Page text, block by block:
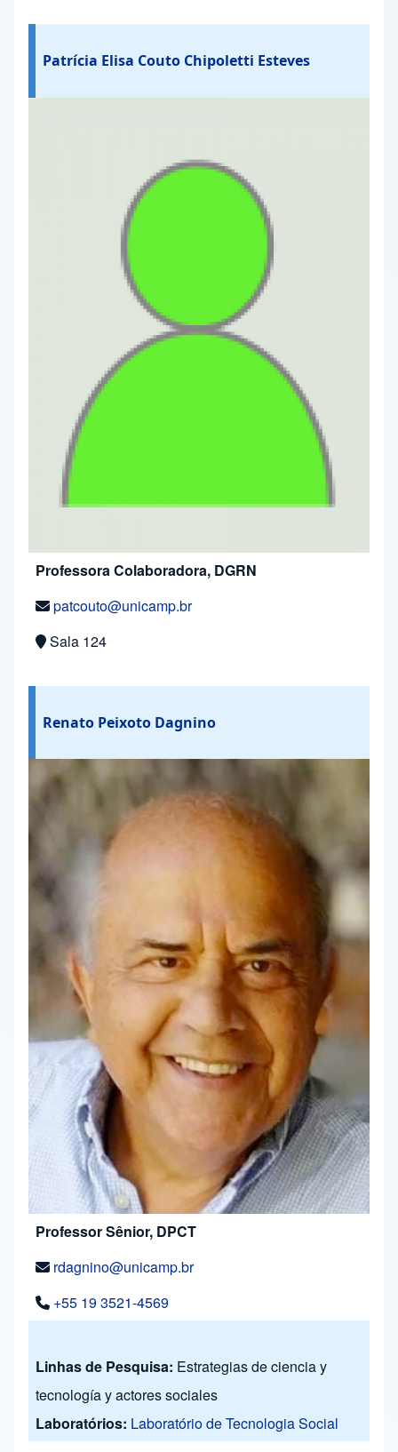
Patrícia Elisa Couto Chipoletti Esteves
Professora Colaboradora, DGRN
patcouto@unicamp.br
Sala 124
Renato Peixoto Dagnino
Professor Sênior, DPCT
rdagnino@unicamp.br
+55 19 3521-4569
Linhas de Pesquisa: Estrategias de ciencia y
tecnología y actores sociales
Laboratórios: Laboratório de Tecnologia Social